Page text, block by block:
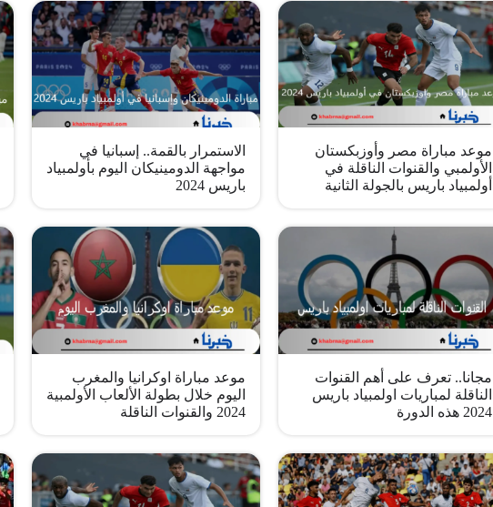
موعد مباراة مصر وأوزبكستان
الأولمبي والقنوات الناقلة في
أولمبياد باريس بالجولة الثانية
الاستمرار بالقمة.. إسبانيا في
مواجهة الدومينيكان اليوم بأولمبياد
باريس 2024
مجانا.. تعرف على أهم القنوات
الناقلة لمباريات اولمبياد باريس
2024 هذه الدورة
موعد مباراة اوكرانيا والمغرب
اليوم خلال بطولة الألعاب الأولمبية
2024 والقنوات الناقلة